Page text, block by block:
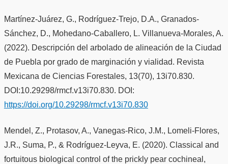
Martínez-Juárez, G., Rodríguez-Trejo, D.A., Granados-
Sánchez, D., Mohedano-Caballero, L. Villanueva-Morales, A.
(2022). Descripción del arbolado de alineación de la Ciudad
de Puebla por grado de marginación y vialidad. Revista
Mexicana de Ciencias Forestales, 13(70), 13i70.830.
DOI:10.29298/rmcf.v13i70.830. DOI:
https://doi.org/10.29298/rmcf.v13i70.830
Mendel, Z., Protasov, A., Vanegas-Rico, J.M., Lomeli-Flores,
J.R., Suma, P., & Rodríguez-Leyva, E. (2020). Classical and
fortuitous biological control of the prickly pear cochineal,